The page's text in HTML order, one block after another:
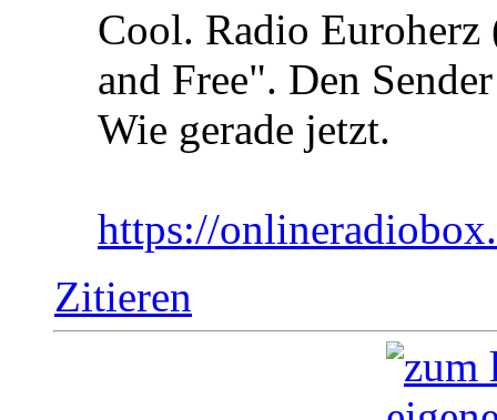
Cool. Radio
and Free". Den
Wie gerade jetzt.
https://
Zitieren